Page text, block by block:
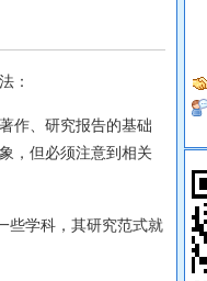
：
作、研究报告的基础
，但必须注意到相关
些学科，其研究范式就